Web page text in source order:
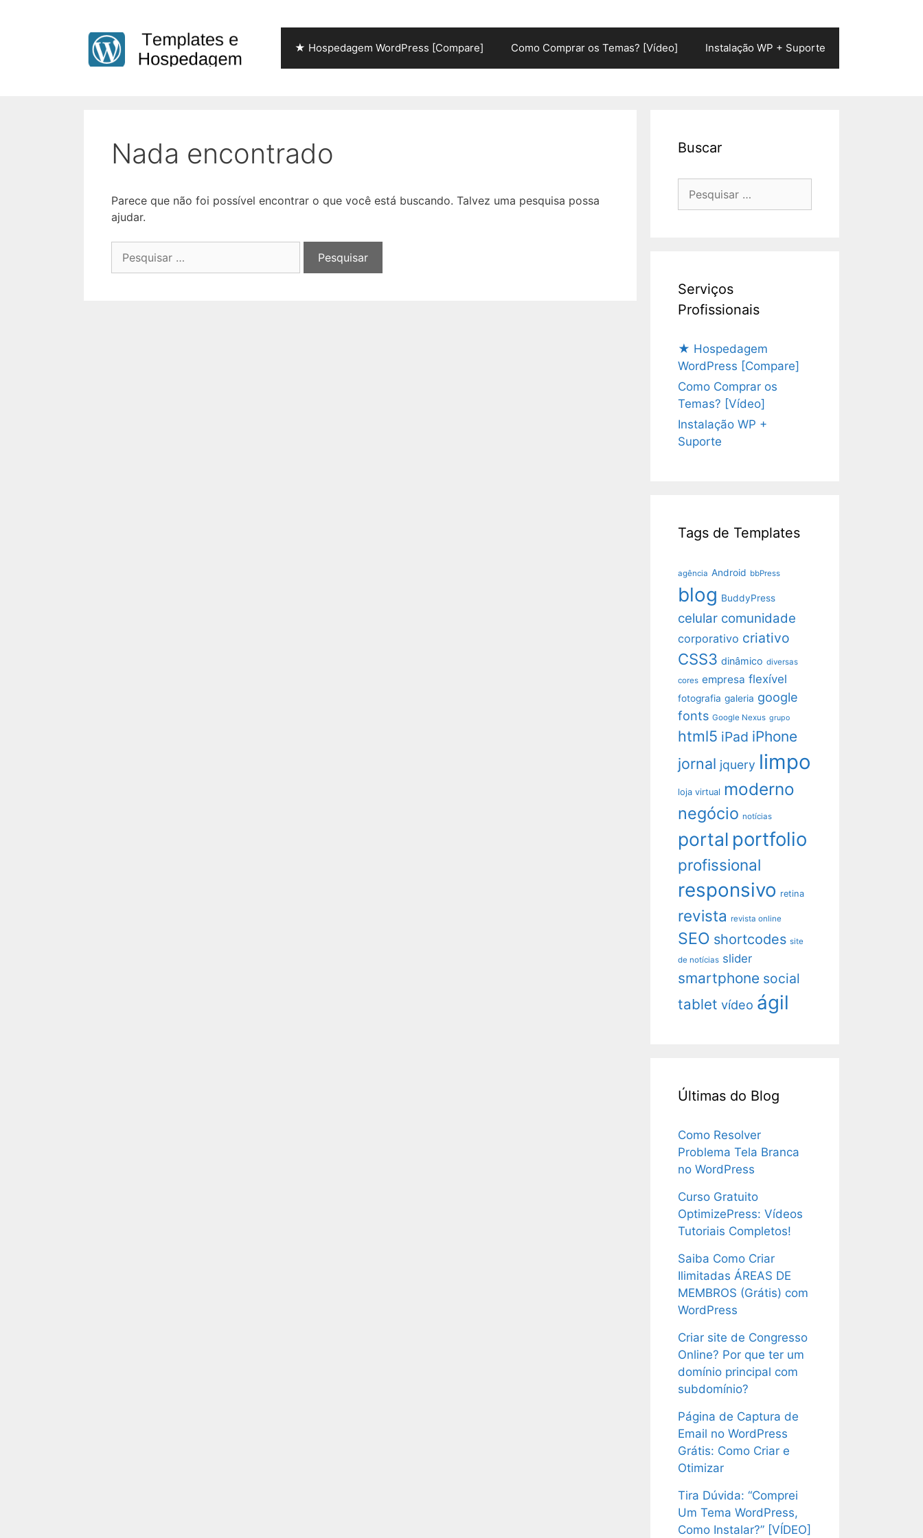
★ Hospedagem WordPress [Compare] Como Comprar os Temas? [Vídeo] Instalação WP + Suporte
Nada encontrado
Parece que não foi possível encontrar o que você está buscando. Talvez uma pesquisa possa
ajudar.
por:
Buscar
Serviços
Profissionais
★ Hospedagem
WordPress [Compare]
Como Comprar os
Temas? [Vídeo]
Instalação WP +
Suporte
Tags de Templates
agência Android bbPress
blog BuddyPress
celular comunidade
corporativo criativo
CSS3 dinâmico diversas
cores empresa flexível
fotografia galeria google
fonts Google Nexus grupo
html5 iPad iPhone
jornal jquery limpo
loja virtual moderno
negócio notícias
portal portfolio
profissional
responsivo retina
revista revista online
SEO shortcodes site
de notícias slider
smartphone social
tablet vídeo ágil
Últimas do Blog
Como Resolver
Problema Tela Branca
no WordPress
Curso Gratuito
OptimizePress: Vídeos
Tutoriais Completos!
Saiba Como Criar
Ilimitadas ÁREAS DE
MEMBROS (Grátis) com
WordPress
Criar site de Congresso
Online? Por que ter um
domínio principal com
subdomínio?
Página de Captura de
Email no WordPress
Grátis: Como Criar e
Otimizar
Tira Dúvida: “Comprei
Um Tema WordPress,
Como Instalar?” [VÍDEO]